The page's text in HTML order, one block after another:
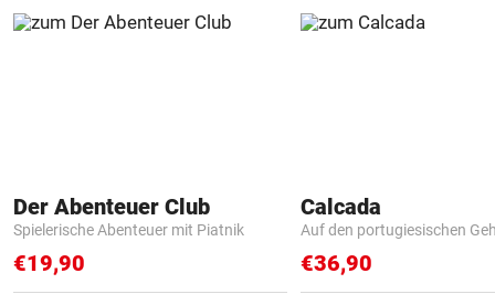
Der Abenteuer Club
Spielerische Abenteuer mit Piatnik
€19,90
Calcada
Auf den portugiesischen
€36,90